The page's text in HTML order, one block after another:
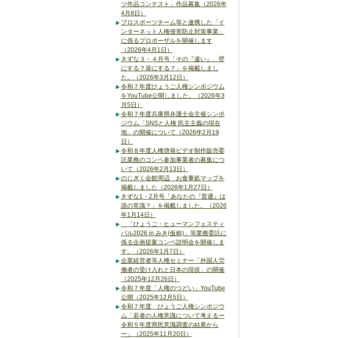
ツ作品コンテスト」作品募集（2026年
4月8日）
プロスポーツチーム等と連携した「イ
ンターネット人権侵害防止対策事業」
に係るプロポーザルを開催します
（2026年4月1日）
きずな３・４月号「その『違い』、壁
にする？扉にする？」を掲載しまし
た。（2026年3月12日）
令和７年度ひょうご人権シンポジウム
をYouTube公開しました。（2026年3
月5日）
令和７年度兵庫県弁護士会主催シンポ
ジウム「SNSと人権 民主主義の現在
地」の開催について（2026年2月19
日）
令和８年度人権啓発ビデオ制作販売委
託業務のコンペ参加事業者の募集につ
いて（2026年2月13日）
のじぎく会館周辺 お食事処マップを
掲載しました（2026年1月27日）
きずな1・2月号「あなたの『普通』は
誰の常識？」を掲載しました。（2026
年1月14日）
「ひょうご・ヒューマンフェスティ
バル2026 in みき(仮称)」等業務委託に
係る企画提案コンペ説明会を開催しま
す。（2026年1月7日）
企業経営者等人権セミナー「外国人労
働者の受け入れと日本の現状」の開催
（2025年12月26日）
令和７年度「人権のつどい」YouTube
公開（2025年12月5日）
令和７年度 ひょうご人権シンポジウ
ム「若者の人権意識について考えるー
令和５年度県民意識調査の結果から
ー」（2025年11月20日）